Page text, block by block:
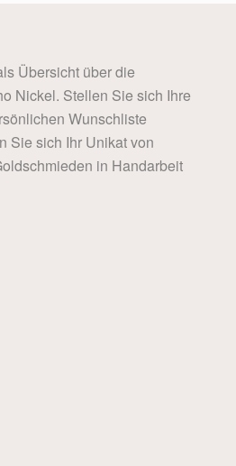
Übersicht über die
Nickel. Stellen Sie sich Ihre
Wunschliste
Sie sich Ihr Unikat von
in Handarbeit